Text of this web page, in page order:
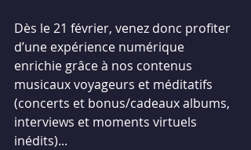
Dès le 21 février, venez donc profiter
d’une expérience numérique
enrichie grâce à nos contenus
musicaux voyageurs et méditatifs
(concerts et bonus/cadeaux albums,
interviews et moments virtuels
inédits)...